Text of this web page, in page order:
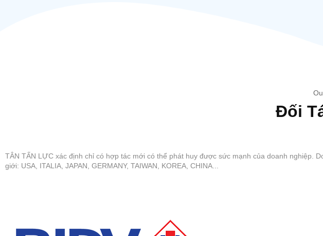
Đối
TÂN TẤN LỰC xác định chỉ có hợp tác mới có thể phát huy được sức mạnh của doanh
giới: USA, ITALIA, JAPAN, GERMANY, TAIWAN, KOREA, CHINA...